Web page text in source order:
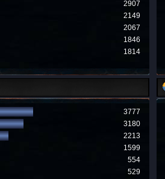
2907
2149
2067
1846
1814
3777
3180
2213
1599
554
529